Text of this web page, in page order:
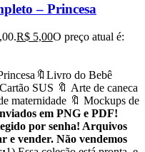
– Princesa
R$ 5,00O preço atual é:
do Bebê
SUS 🔖 Arte de caneca
maternidade 🔖 Mockups de
em PNG e PDF!
por senha! Arquivos
e vender. Não vendemos